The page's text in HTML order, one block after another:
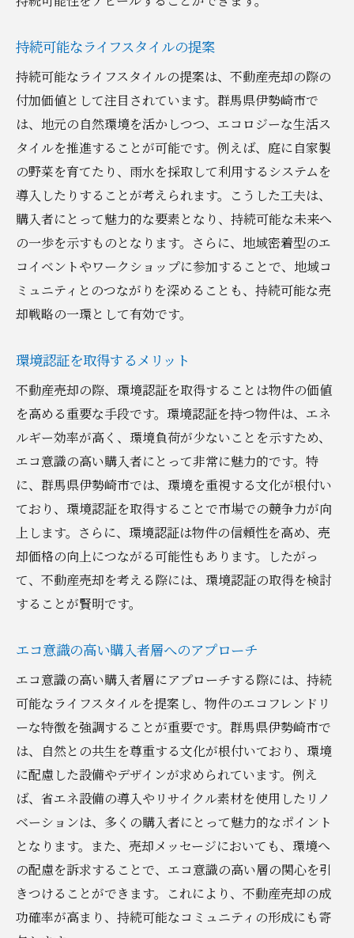
持続可能なライフスタイルの提案
持続可能なライフスタイルの提案は、不動産売却の際の
付加価値として注目されています。群馬県伊勢崎市で
は、地元の自然環境を活かしつつ、エコロジーな生活ス
タイルを推進することが可能です。例えば、庭に自家製
の野菜を育てたり、雨水を採取して利用するシステムを
導入したりすることが考えられます。こうした工夫は、
購入者にとって魅力的な要素となり、持続可能な未来へ
の一歩を示すものとなります。さらに、地域密着型のエ
コイベントやワークショップに参加することで、地域コ
ミュニティとのつながりを深めることも、持続可能な売
却戦略の一環として有効です。
環境認証を取得するメリット
不動産売却の際、環境認証を取得することは物件の価値
を高める重要な手段です。環境認証を持つ物件は、エネ
ルギー効率が高く、環境負荷が少ないことを示すため、
エコ意識の高い購入者にとって非常に魅力的です。特
に、群馬県伊勢崎市では、環境を重視する文化が根付い
ており、環境認証を取得することで市場での競争力が向
上します。さらに、環境認証は物件の信頼性を高め、売
却価格の向上につながる可能性もあります。したがっ
て、不動産売却を考える際には、環境認証の取得を検討
することが賢明です。
エコ意識の高い購入者層へのアプローチ
エコ意識の高い購入者層にアプローチする際には、持続
可能なライフスタイルを提案し、物件のエコフレンドリ
ーな特徴を強調することが重要です。群馬県伊勢崎市で
は、自然との共生を尊重する文化が根付いており、環境
に配慮した設備やデザインが求められています。例え
ば、省エネ設備の導入やリサイクル素材を使用したリノ
ベーションは、多くの購入者にとって魅力的なポイント
となります。また、売却メッセージにおいても、環境へ
の配慮を訴求することで、エコ意識の高い層の関心を引
きつけることができます。これにより、不動産売却の成
功確率が高まり、持続可能なコミュニティの形成にも寄